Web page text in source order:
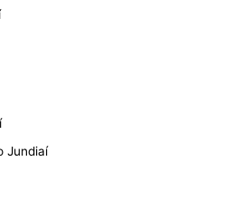
Jundiaí